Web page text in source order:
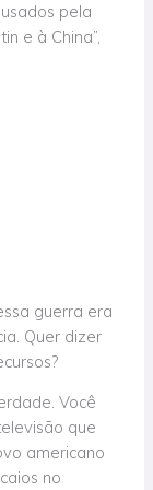
pela
e à China”,
guerra era
Quer dizer
Você
que
americano
no